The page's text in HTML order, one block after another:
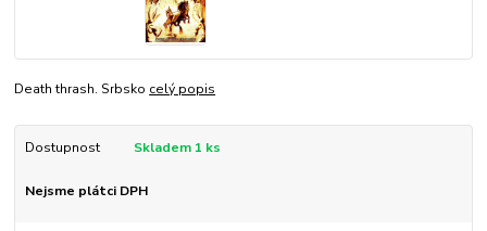
Death thrash. Srbsko celý popis
Dostupnost Skladem 1 ks
Nejsme plátci DPH